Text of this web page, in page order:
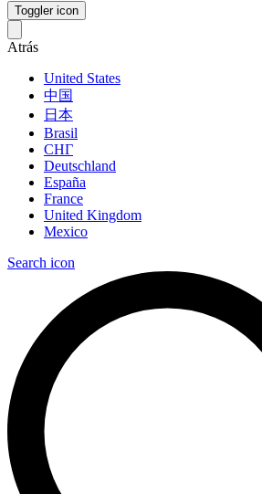
Toggler icon
Atrás
United States
中国
日本
Brasil
СНГ
Deutschland
España
France
United Kingdom
Mexico
Search icon